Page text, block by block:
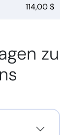
114,00 $
zu